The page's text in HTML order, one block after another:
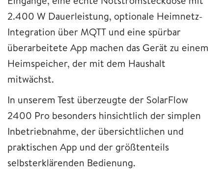
2.400 W Dauerleistung, optionale Heimnetz-
Integration über MQTT und eine spürbar
überarbeitete App machen das Gerät zu einem
Heimspeicher, der mit dem Haushalt
mitwächst.
In unserem Test überzeugte der SolarFlow
2400 Pro besonders hinsichtlich der simplen
Inbetriebnahme, der übersichtlichen und
praktischen App und der größtenteils
selbsterklärenden Bedienung.